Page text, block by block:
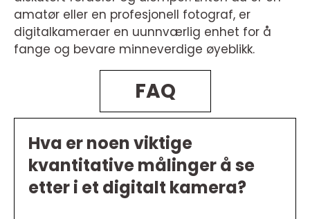
amatør eller en profesjonell fotograf, er
digitalkameraer en uunnværlig enhet for å
fange og bevare minneverdige øyeblikk.
FAQ
Hva er noen viktige
kvantitative målinger å se
etter i et digitalt kamera?